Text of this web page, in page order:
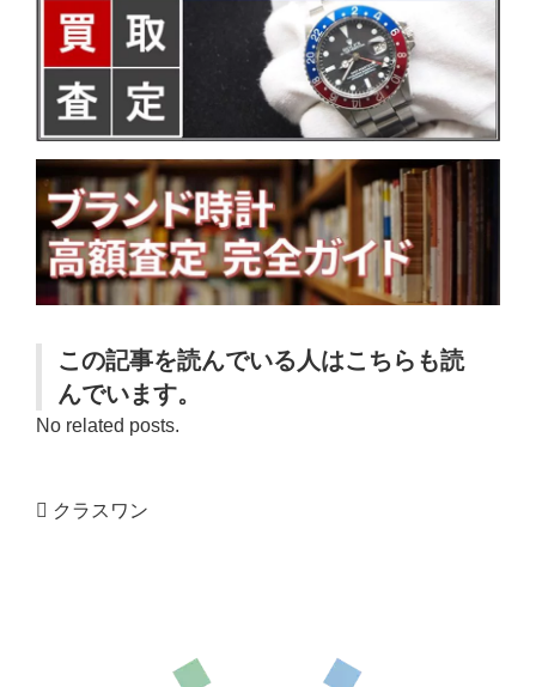
この記事を読んでいる人はこちらも読
んでいます。
No related posts.
クラスワン